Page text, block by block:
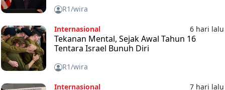
R1/wira
Internasional 6 hari lalu
Tekanan Mental, Sejak Awal Tahun 16
Tentara Israel Bunuh Diri
R1/wira
Internasional 7 hari lalu